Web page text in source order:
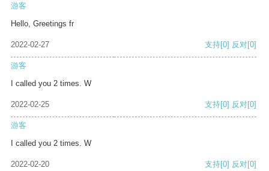
游客
Hello, Greetings fr
2022-02-27 支持[0] 反对[0]
游客
I called you 2 times. W
2022-02-25 支持[0] 反对[0]
游客
I called you 2 times. W
2022-02-20 支持[0] 反对[0]